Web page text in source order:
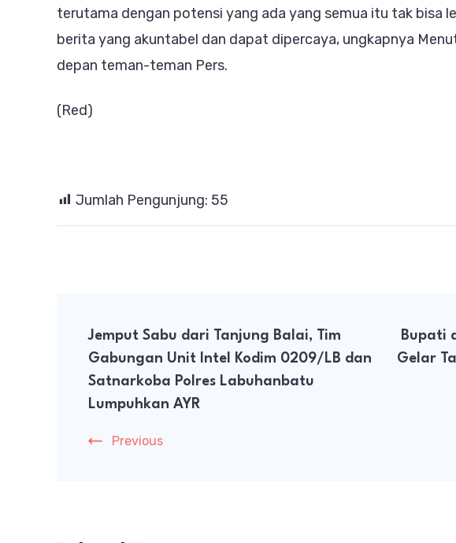
terutama dengan potensi yang ada yang semua itu tak bisa
berita yang akuntabel dan dapat dipercaya, ungkapnya
depan teman-teman Pers.
(Red)
Jumlah Pengunjung: 55
Navigation
Jemput Sabu dari Tanjung Balai, Tim
Gabungan Unit Intel Kodim 0209/LB dan
Satnarkoba Polres Labuhanbatu
Lumpuhkan AYR
Previous
Bupati
Gelar